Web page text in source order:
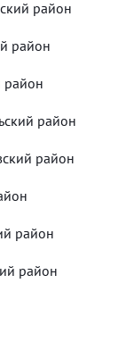
район
район
район
район
район
район
район